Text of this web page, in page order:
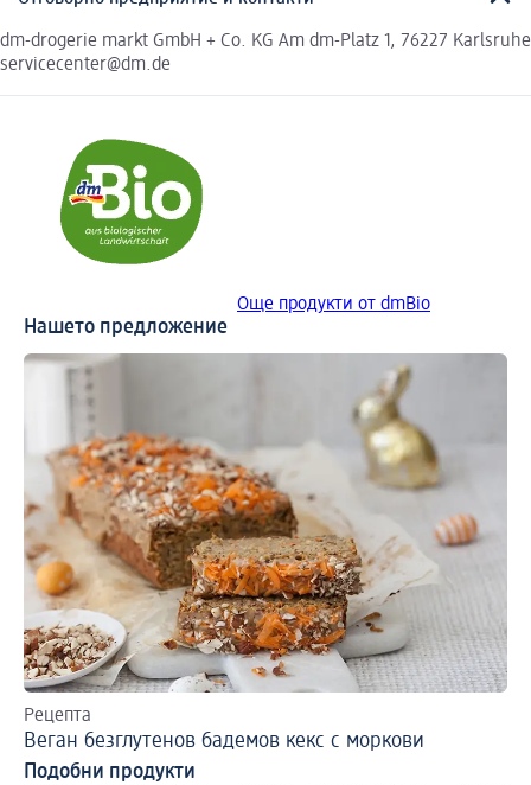
dm-drogerie markt GmbH + Co. KG Am dm-Platz 1, 76227 Karlsruhe
servicecenter@dm.de
Още продукти от dmBio
Нашето предложение
Рецепта
Веган безглутенов бадемов кекс с моркови
Подобни продукти